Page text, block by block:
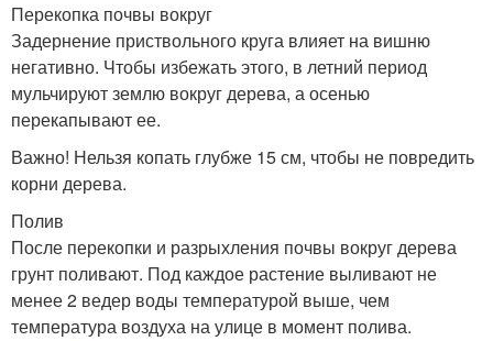
Перекопка почвы вокруг
Задернение приствольного круга влияет на вишню
негативно. Чтобы избежать этого, в летний период
мульчируют землю вокруг дерева, а осенью
перекапывают ее.
Важно! Нельзя копать глубже 15 см, чтобы не повредить
корни дерева.
Полив
После перекопки и разрыхления почвы вокруг дерева
грунт поливают. Под каждое растение выливают не
менее 2 ведер воды температурой выше, чем
температура воздуха на улице в момент полива.